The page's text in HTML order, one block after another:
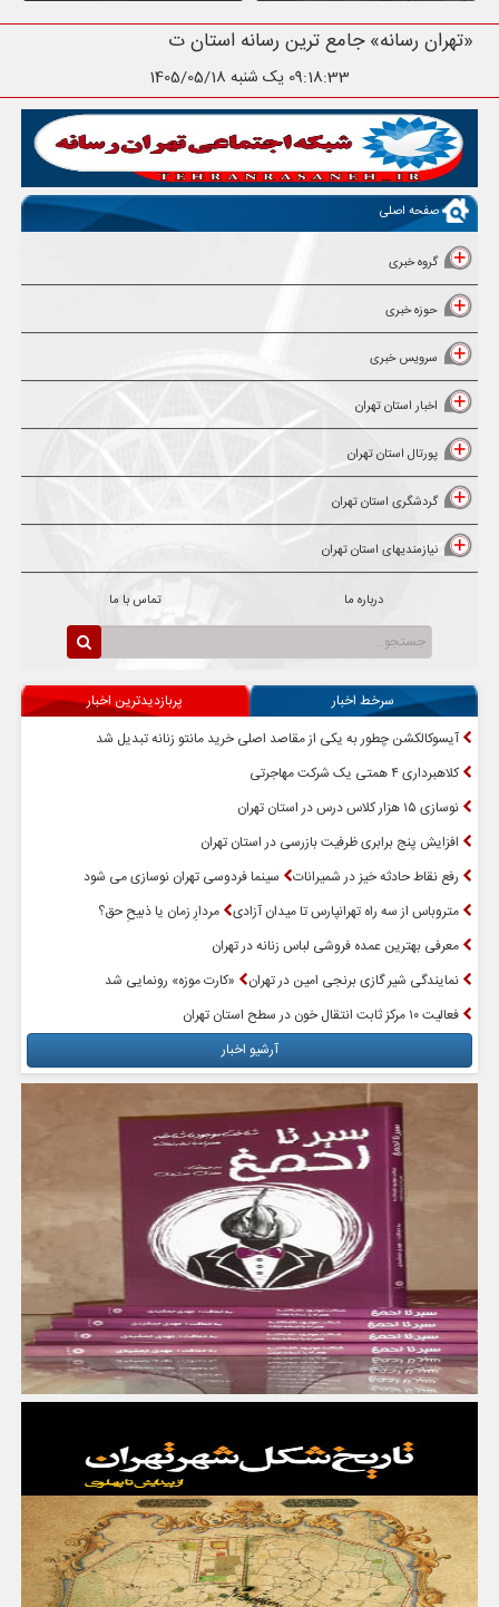
«تهران رسانه» جامع ترین رسانه استان تهران
09:18:34 یک شنبه 1405/05/18
صفحه اصلی
گروه خبری
حوزه خبری
سرویس خبری
اخبار استان تهران
پورتال استان تهران
گردشگری استان تهران
نیازمندیهای استان تهران
درباره ما تماس با ما
سرخط اخبار
پربازدیدترین اخبار
آیسوکالکشن چطور به یکی از مقاصد اصلی خرید مانتو زنانه تبدیل شد
کلاهبرداری ۴ همتی یک شرکت مهاجرتی
نوسازی ۱۵ هزار کلاس درس در استان تهران
افزایش پنج برابری ظرفیت بازرسی در استان تهران
رفع نقاط حادثه خیز در شمیرانات
سینما فردوسی تهران نوسازی می شود
متروباس از سه راه تهرانپارس تا میدان آزادی مردارِ زمان یا ذبیحِ حق؟
معرفی بهترین عمده فروشی لباس زنانه در تهران
نمایندگی شیر گازی برنجی امین در تهران
«کارت موزه» رونمایی شد
فعالیت ۱۰ مرکز ثابت انتقال خون در سطح استان تهران
آرشیو اخبار